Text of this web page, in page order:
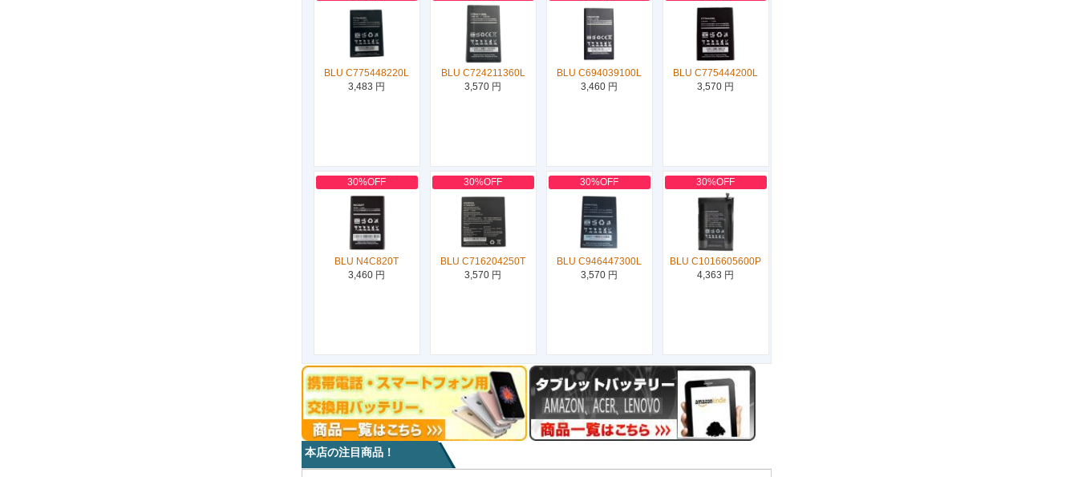
BLU C775448220L
3,483 円
BLU C724211360L
3,570 円
BLU C694039100L
3,460 円
BLU C775444200L
3,570 円
30%OFF
BLU N4C820T
3,460 円
30%OFF
BLU C716204250T
3,570 円
30%OFF
BLU C946447300L
3,570 円
30%OFF
BLU C1016605600P
4,363 円
本店の注目商品！